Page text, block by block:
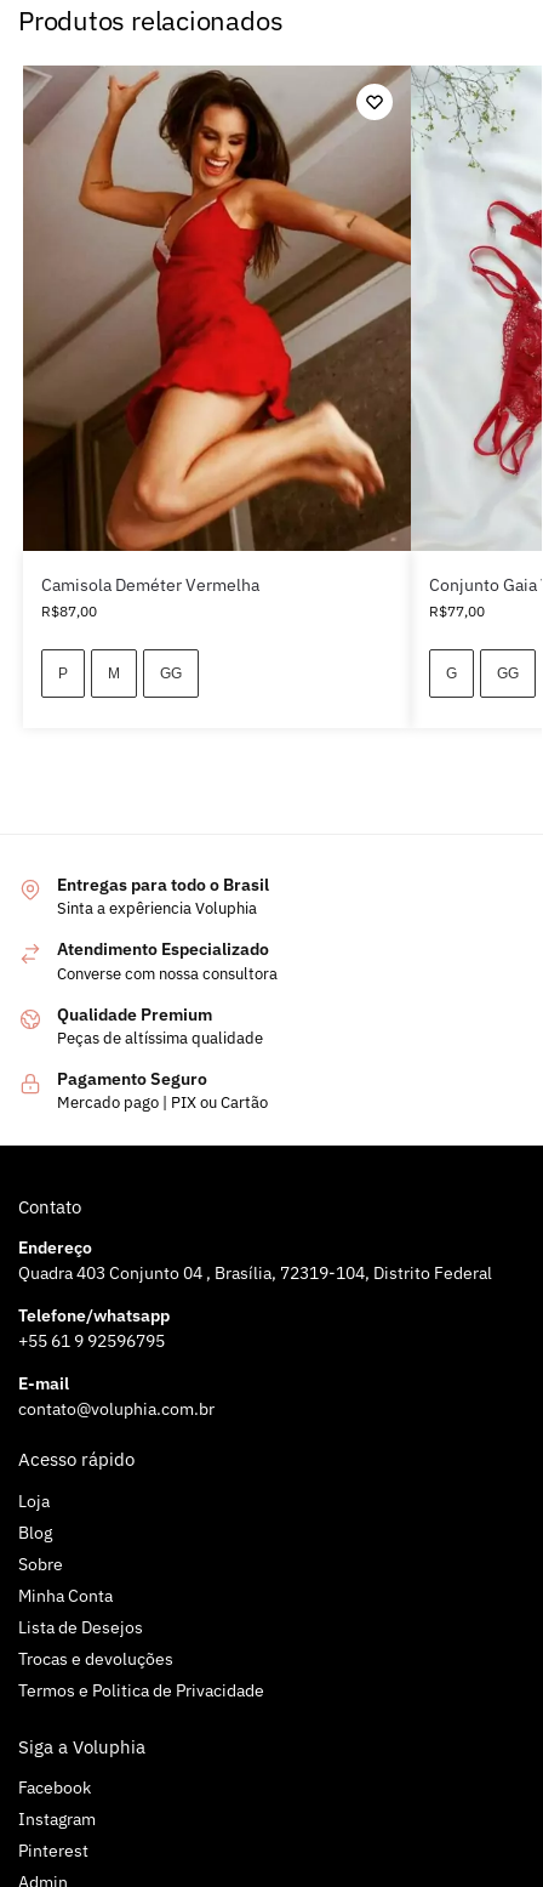
Produtos relacionados
Camisola Deméter Vermelha
R$87,00
P M GG
Conjunto Gaia
R$77,00
G GG
Entregas para todo o Brasil
Sinta a expêriencia Voluphia
Atendimento Especializado
Converse com nossa consultora
Qualidade Premium
Peças de altíssima qualidade
Pagamento Seguro
Mercado pago | PIX ou Cartão
Contato
Endereço
Quadra 403 Conjunto 04 , Brasília, 72319-104, Distrito Federal
Telefone/whatsapp
+55 61 9 92596795
E-mail
contato@voluphia.com.br
Acesso rápido
Loja
Blog
Sobre
Minha Conta
Lista de Desejos
Trocas e devoluções
Termos e Politica de Privacidade
Siga a Voluphia
Facebook
Instagram
Pinterest
Admin